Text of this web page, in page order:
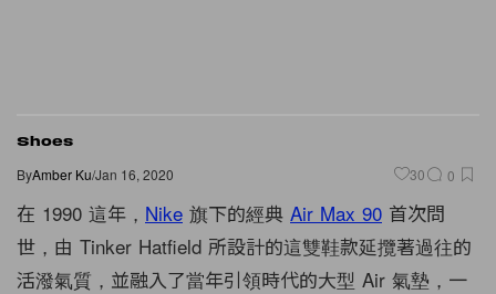
Shoes
ByAmber Ku/Jan 16, 2020 30 0
在 1990 這年， Nike 旗下的經典 Air Max 90 首次問
世，由 Tinker Hatfield 所設計的這雙鞋款延攬著過往的
活潑氣質，並融入了當年引領時代的大型 Air 氣墊，一